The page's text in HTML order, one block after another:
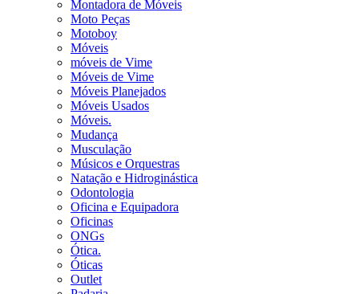
Montadora de Móveis
Moto Peças
Motoboy
Móveis
móveis de Vime
Móveis de Vime
Móveis Planejados
Móveis Usados
Móveis.
Mudança
Musculação
Músicos e Orquestras
Natação e Hidroginástica
Odontologia
Oficina e Equipadora
Oficinas
ONGs
Ótica.
Óticas
Outlet